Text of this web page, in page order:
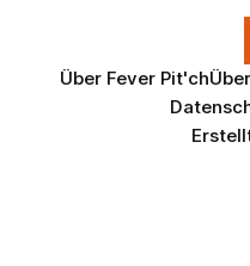
Über Fever Pit'ch